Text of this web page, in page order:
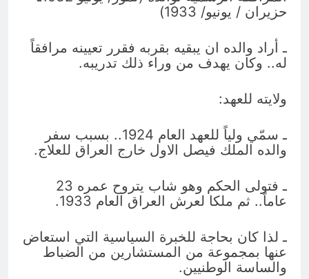
حزيران / يونيو/ 1933)
ـ أراد والده ان يبقيه بقربه فقرر تعيينه مرافقاً
له.. وكان يهدف من وراء ذلك تدريبه.
ولايته للعهد:
ـ سمّي ولياً للعهد العام 1924.. بسبب سفر
والده الملك فيصل الاول خارج العراق للعلاج.
ـ فتولى الحكم وهو شاب يتروح عمره 23
عاماً.. ثم ملكا لعرش العراق العام 1933.
ـ لذا كان بحاجة للخبرة السياسية التي استعاض
عنها بمجموعة من المستشارين من الضباط
والساسة الوطنيين.